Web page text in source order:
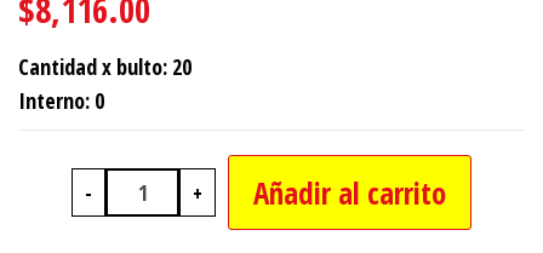
Cantidad x bulto: 20
Interno: 0
-
BOLSA X100 ABRAZADERAS DE
+ Añadir al carrito